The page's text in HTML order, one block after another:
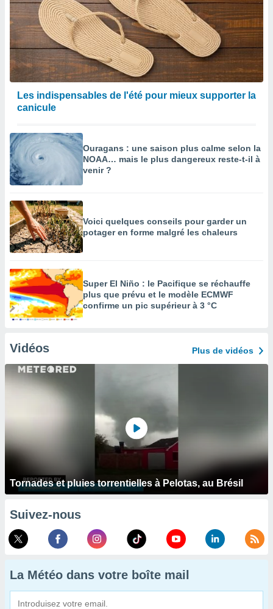
Les indispensables de l'été pour mieux supporter la
canicule
Ouragans : une saison plus calme selon la
NOAA… mais le plus dangereux reste-t-il à
venir ?
Voici quelques conseils pour garder un
potager en forme malgré les chaleurs
Super El Niño : le Pacifique se réchauffe
plus que prévu et le modèle ECMWF
confirme un pic supérieur à 3 °C
Vidéos Plus de vidéos
Tornades et pluies torrentielles à Pelotas, au Brésil
Suivez-nous
La Météo dans votre boîte mail